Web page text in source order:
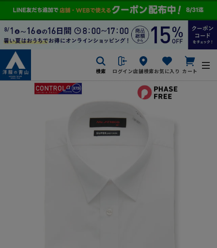
検索 ログイン店舗検索お気に入り カート